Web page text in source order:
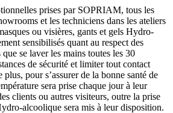
prises par SOPRIAM, tous les
et les techniciens dans les ateliers
ou visières, gants et gels Hydro-
sensibilisés quant au respect des
se laver les mains toutes les 30
de sécurité et limiter tout contact
pour s’assurer de la bonne santé de
sera prise chaque jour à leur
clients ou autres visiteurs, outre la prise
alcoolique sera mis à leur disposition.